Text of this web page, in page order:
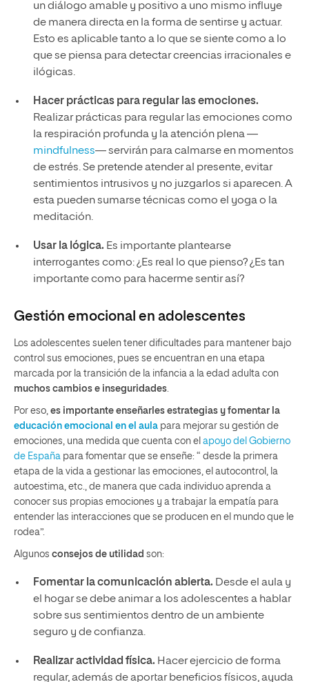
un diálogo amable y positivo a uno mismo influye
de manera directa en la forma de sentirse y actuar.
Esto es aplicable tanto a lo que se siente como a lo
que se piensa para detectar creencias irracionales e
ilógicas.
Hacer prácticas para regular las emociones.
Realizar prácticas para regular las emociones como
la respiración profunda y la atención plena —
mindfulness— servirán para calmarse en momentos
de estrés. Se pretende atender al presente, evitar
sentimientos intrusivos y no juzgarlos si aparecen. A
esta pueden sumarse técnicas como el yoga o la
meditación.
Usar la lógica. Es importante plantearse
interrogantes como: ¿Es real lo que pienso? ¿Es tan
importante como para hacerme sentir así?
Gestión emocional en adolescentes
Los adolescentes suelen tener dificultades para mantener bajo
control sus emociones, pues se encuentran en una etapa
marcada por la transición de la infancia a la edad adulta con
muchos cambios e inseguridades.
Por eso, es importante enseñarles estrategias y fomentar la
educación emocional en el aula para mejorar su gestión de
emociones, una medida que cuenta con el apoyo del Gobierno
de España para fomentar que se enseñe: “ desde la primera
etapa de la vida a gestionar las emociones, el autocontrol, la
autoestima, etc., de manera que cada individuo aprenda a
conocer sus propias emociones y a trabajar la empatía para
entender las interacciones que se producen en el mundo que le
rodea”.
Algunos consejos de utilidad son:
Fomentar la comunicación abierta. Desde el aula y
el hogar se debe animar a los adolescentes a hablar
sobre sus sentimientos dentro de un ambiente
seguro y de confianza.
Realizar actividad física. Hacer ejercicio de forma
regular, además de aportar beneficios físicos, ayuda